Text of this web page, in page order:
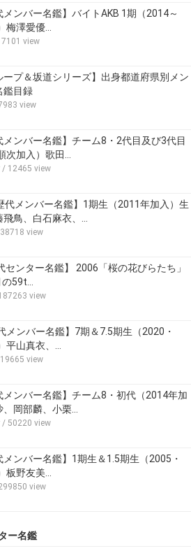
メンバー名鑑】バイトAKB 1期（2014～
梅澤愛優…
view
ープ＆坂道シリーズ】出身都道府県別メン
鑑目録
view
メンバー名鑑】チーム8・2代目及び3代目
次加入）歌田…
/ 12465 view
代メンバー名鑑】1期生（2011年加入）生
鳥、白石麻衣、…
view
センター名鑑】 2006「桜の花びらたち」
59t…
view
メンバー名鑑】7期＆7.5期生（2020・
平山真衣、…
view
メンバー名鑑】チーム8・初代（2014年加
岡部麟、小栗…
/ 50220 view
メンバー名鑑】1期生＆1.5期生（2005・
板野友美…
view
ー名鑑